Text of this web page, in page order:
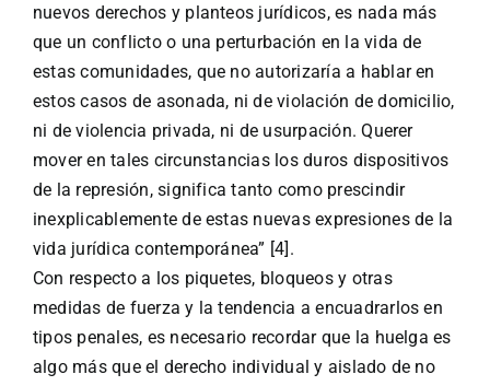
nuevos derechos y planteos jurídicos, es nada más
que un conflicto o una perturbación en la vida de
estas comunidades, que no autorizaría a hablar en
estos casos de asonada, ni de violación de domicilio,
ni de violencia privada, ni de usurpación. Querer
mover en tales circunstancias los duros dispositivos
de la represión, significa tanto como prescindir
inexplicablemente de estas nuevas expresiones de la
vida jurídica contemporánea” [4].
Con respecto a los piquetes, bloqueos y otras
medidas de fuerza y la tendencia a encuadrarlos en
tipos penales, es necesario recordar que la huelga es
algo más que el derecho individual y aislado de no